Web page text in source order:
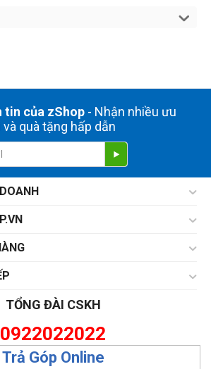
tin của zShop- Nhận nhiều ưu
và quà tặng hấp dẫn
TỔNG ĐÀI CSKH
0922022022
Trả Góp Online